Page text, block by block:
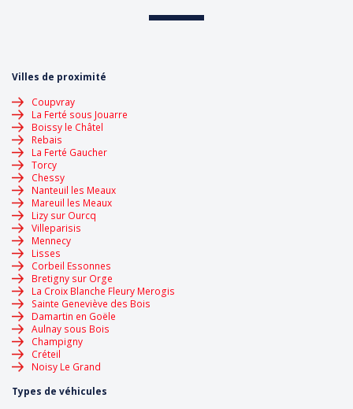
Villes de proximité
Coupvray
La Ferté sous Jouarre
Boissy le Châtel
Rebais
La Ferté Gaucher
Torcy
Chessy
Nanteuil les Meaux
Mareuil les Meaux
Lizy sur Ourcq
Villeparisis
Mennecy
Lisses
Corbeil Essonnes
Bretigny sur Orge
La Croix Blanche Fleury Merogis
Sainte Geneviève des Bois
Damartin en Goële
Aulnay sous Bois
Champigny
Créteil
Noisy Le Grand
Types de véhicules